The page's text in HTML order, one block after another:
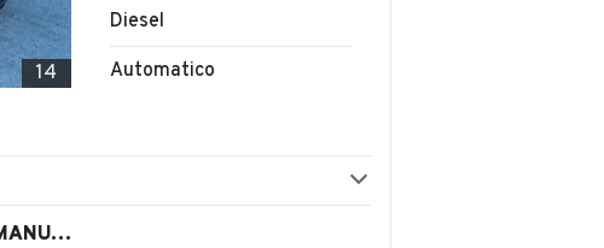
14
Diesel
Automatico
POLVERINO E.G. AUTO DI POLVERINO EMANUELE